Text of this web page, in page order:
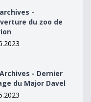
du zoo de Servion
-
du zoo de
Major Davel
- Dernier
du Major Davel